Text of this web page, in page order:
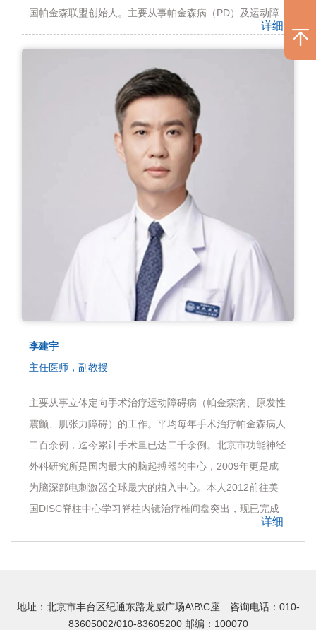
国帕金森联盟创始人。主要从事帕金森病（PD）及运动障
碍疾病的基础与临床研究工作。建立和领导了目前我国乃至
在PD的病因和发病机制、新型生物标记物发现与转化、早
期诊断、早期预警、个体化干预和全程管理模式等关键领域
取得了一系列突出的原创性成果，发表论文600余篇，其中
SCI论文250余篇，培养博士后、博士和硕士研究生100多
名。系列研究工作获得了2015年度北京市科学技术一等奖
和2016年度中华医学科技二等奖。出诊时间：周二 下午
详细
李建宇
主任医师，副教授
主要从事立体定向手术治疗运动障碍病（帕金森病、原发性
震颤、肌张力障碍）的工作。平均每年手术治疗帕金森病人
二百余例，迄今累计手术量已达二千余例。北京市功能神经
外科研究所是国内最大的脑起搏器的中心，2009年更是成
为脑深部电刺激器全球最大的植入中心。本人2012前往美
国DISC脊柱中心学习脊柱内镜治疗椎间盘突出，现已完成
脊柱内镜手术近百例。其他涉及治疗的病种还包括三叉神经
详细
地址：北京市丰台区纪通东路龙威广场A\B\C座 咨询电话：010-
83605002/010-83605200 邮编：100070